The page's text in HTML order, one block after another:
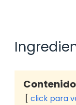
click para